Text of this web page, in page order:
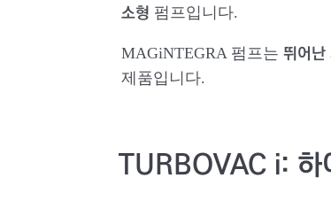
소형 펌프입니다.
MAGiNTEGRA 펌프는뛰어
제품입니다.
TURBOVAC i: